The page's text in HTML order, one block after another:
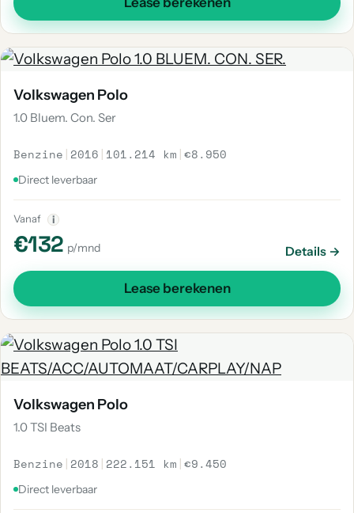
Volkswagen Polo
1.0 Bluem. Con. Ser
Benzine | 2016 | 101.214 km |€8.950
Direct leverbaar
Vanaf i
€132 p/mnd Details →
Lease berekenen
Volkswagen Polo
1.0 TSI Beats
Benzine | 2018 | 222.151 km |€9.450
Direct leverbaar